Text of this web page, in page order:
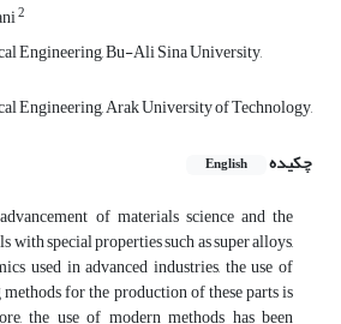
2
Engineering, Bu-Ali Sina University,
Engineering, Arak University of Technology,
چکیده
English
of materials science and the
special properties such as super alloys,
used in advanced industries, the use of
for the production of these parts is